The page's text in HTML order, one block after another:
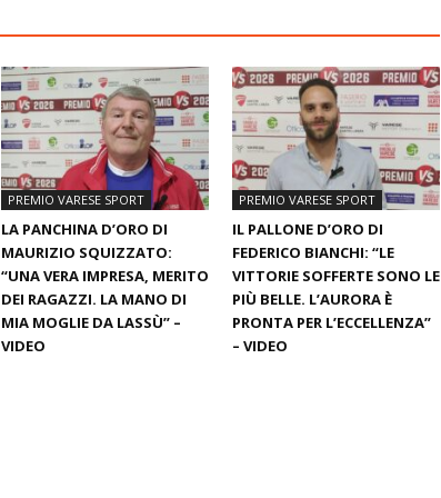
PREMIO VARESE SPORT
LA PANCHINA D’ORO DI
MAURIZIO SQUIZZATO:
“UNA VERA IMPRESA, MERITO
DEI RAGAZZI. LA MANO DI
MIA MOGLIE DA LASSÙ” –
VIDEO
PREMIO VARESE SPORT
IL PALLONE D’ORO DI
FEDERICO BIANCHI: “LE
VITTORIE SOFFERTE SONO LE
PIÙ BELLE. L’AURORA È
PRONTA PER L’ECCELLENZA”
– VIDEO